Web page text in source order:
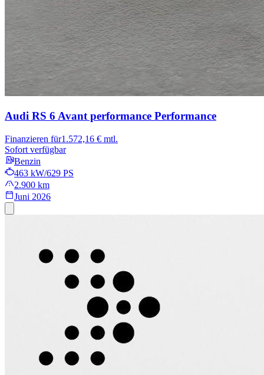
Audi RS 6 Avant performance Performance
Finanzieren für1.572,16 € mtl.
Sofort verfügbar
Benzin
463 kW/629 PS
2.900 km
Juni 2026